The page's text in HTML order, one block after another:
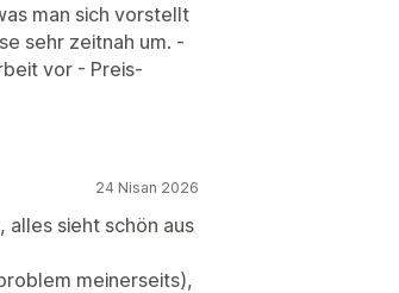
man sich vorstellt
sehr zeitnah um. -
vor - Preis-
24 Nisan 2026
sieht schön aus
meinerseits),